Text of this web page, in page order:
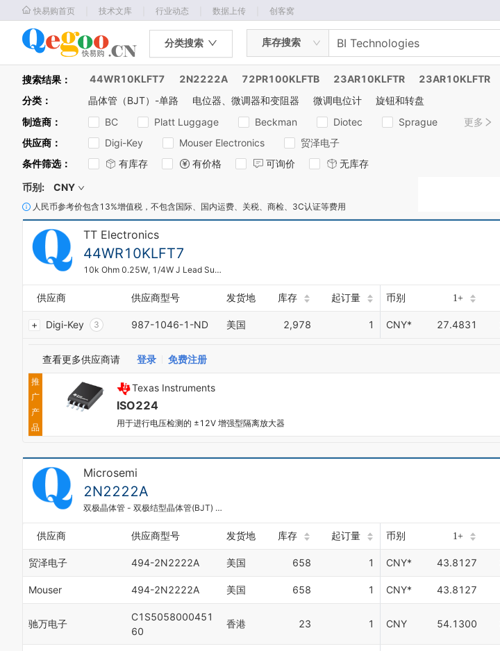
快易购首页 技术文库 行业动态 数据上传 创客窝
分类搜索 库存搜索
搜索结果： 44WR10KLFT7 2N2222A 72PR100KLFTB 23AR10KLFTR 23AR10KLFTR
分类 ： 晶体管（BJT）-单路 电位器、微调器和变阻器 微调电位计
旋钮和转盘
制造商 ： BC Platt Luggage Beckman Diotec Sprague 更多
供应商 ： Digi-Key Mouser Electronics
贸泽电子
条件筛选： 有库存 有价格 可询价
无库存
币别:
CNY
人民币参考价包含13%增值税，不包含国际、国内运费、关税、商检、3C认证等费用
TT Electronics
44WR10KLFT7
10k Ohm 0.25W, 1/4W J Lead Surface Mount Trimmer Potentiometer Cermet 9 Turn Top Adjustment
供应商 供应商型号 发货地 库存 起订量 币别 1+
Digi-Key
1
2
5
7
8
9
3
5
6
8
1
4
5
6
987-1046-1-ND 美国 2,978 1 CNY* 27.4831
查看更多供应商请 登录 免费注册
推
广
产
品
Texas Instruments
ISO224
用于进行电压检测的 ±12V 增强型隔离放大器
Microsemi
2N2222A
双极晶体管 - 双极结型晶体管(BJT) NPN Transistor
供应商 供应商型号 发货地 库存 起订量 币别 1+
贸泽电子 494-2N2222A 美国 658 1 CNY* 43.8127
Mouser 494-2N2222A 美国 658 1 CNY* 43.8127
驰万电子
C1S5058000451
60
香港 23 1 CNY 54.1300